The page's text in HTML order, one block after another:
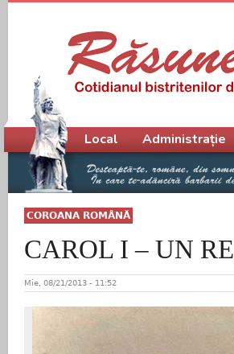
COROANA ROMÂNĂ
CAROL I – UN
Mie, 08/21/2013 - 11:52
Meniu principal
Local Administrație